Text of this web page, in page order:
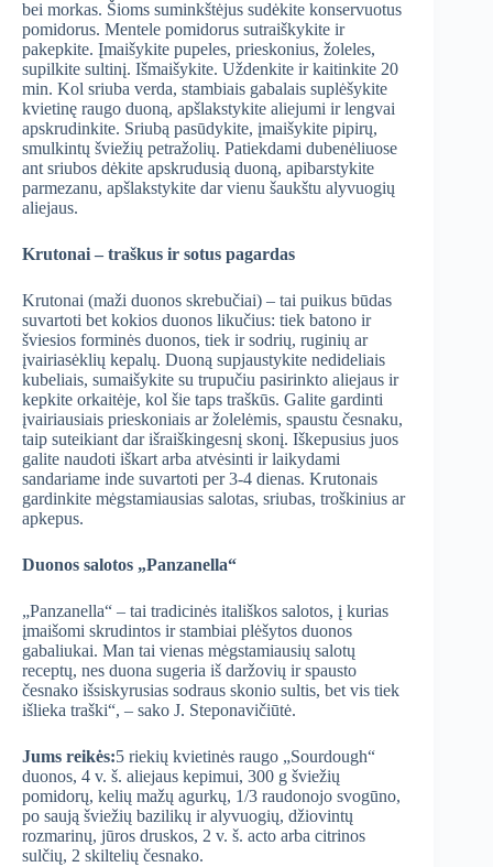
bei morkas. Šioms suminkštėjus sudėkite konservuotus
pomidorus. Mentele pomidorus sutraiškykite ir
pakepkite. Įmaišykite pupeles, prieskonius, žoleles,
supilkite sultinį. Išmaišykite. Uždenkite ir kaitinkite 20
min. Kol sriuba verda, stambiais gabalais suplėšykite
kvietinę raugo duoną, apšlakstykite aliejumi ir lengvai
apskrudinkite. Sriubą pasūdykite, įmaišykite pipirų,
smulkintų šviežių petražolių. Patiekdami dubenėliuose
ant sriubos dėkite apskrudusią duoną, apibarstykite
parmezanu, apšlakstykite dar vienu šaukštu alyvuogių
aliejaus.
Krutonai – traškus ir sotus pagardas
Krutonai (maži duonos skrebučiai) – tai puikus būdas
suvartoti bet kokios duonos likučius: tiek batono ir
šviesios forminės duonos, tiek ir sodrių, ruginių ar
įvairiasėklių kepalų. Duoną supjaustykite nedideliais
kubeliais, sumaišykite su trupučiu pasirinkto aliejaus ir
kepkite orkaitėje, kol šie taps traškūs. Galite gardinti
įvairiausiais prieskoniais ar žolelėmis, spaustu česnaku,
taip suteikiant dar išraiškingesnį skonį. Iškepusius juos
galite naudoti iškart arba atvėsinti ir laikydami
sandariame inde suvartoti per 3-4 dienas. Krutonais
gardinkite mėgstamiausias salotas, sriubas, troškinius ar
apkepus.
Duonos salotos „Panzanella“
„Panzanella“ – tai tradicinės itališkos salotos, į kurias
įmaišomi skrudintos ir stambiai plėšytos duonos
gabaliukai. Man tai vienas mėgstamiausių salotų
receptų, nes duona sugeria iš daržovių ir spausto
česnako išsiskyrusias sodraus skonio sultis, bet vis tiek
išlieka traški“, – sako J. Steponavičiūtė.
Jums reikės:5 riekių kvietinės raugo „Sourdough“
duonos, 4 v. š. aliejaus kepimui, 300 g šviežių
pomidorų, kelių mažų agurkų, 1/3 raudonojo svogūno,
po saują šviežių bazilikų ir alyvuogių, džiovintų
rozmarinų, jūros druskos, 2 v. š. acto arba citrinos
sulčių, 2 skiltelių česnako.